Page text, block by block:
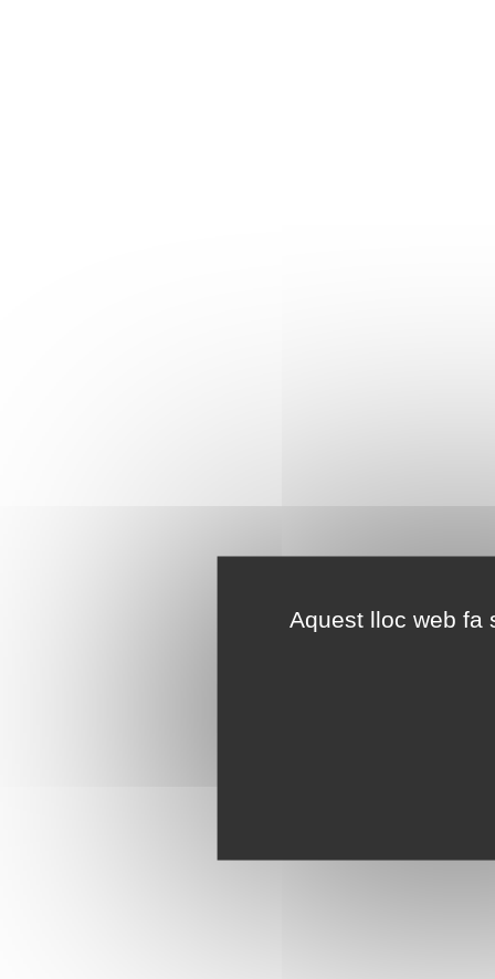
Aquest lloc web fa